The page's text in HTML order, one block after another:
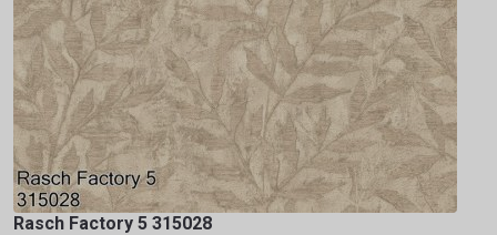
Rasch Factory 5 315028